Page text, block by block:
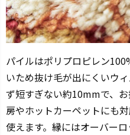
パイルはポリプロピレン
いため抜け毛が出にくいウ
ず短すぎない約10mmで、
房やホットカーペットにも
使えます。縁にはオーバー